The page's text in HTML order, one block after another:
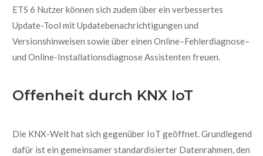
ETS 6 Nutzerkönnen sich zudem über ein verbessertes
Update-Tool mit Updatebenachrichtigungen und
Versionshinweisen sowie über einen Online–Fehlerdiagnose–
und Online-Installationsdiagnose Assistenten freuen.
Offenheit durch KNX IoT
Die KNX-Welt hat sich gegenüber IoT geöffnet. Grundlegend
dafür ist ein gemeinsamer standardisierter Datenrahmen, den